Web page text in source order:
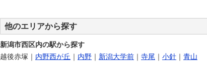
他のエリアから探す
新潟市西区内の駅から探す
越後赤塚 ｜ 内野西が丘 ｜ 内野 ｜ 新潟大学前 ｜ 寺尾 ｜ 小針 ｜ 青山